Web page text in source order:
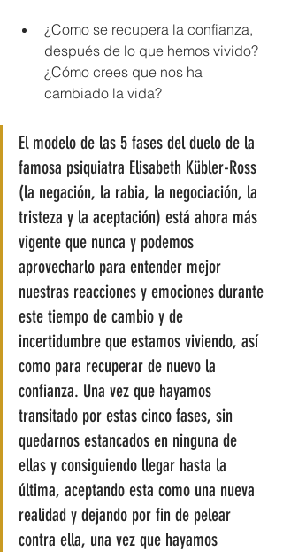
¿Como se recupera la confianza,
después de lo que hemos vivido?
¿Cómo crees que nos ha
cambiado la vida?
El modelo de las 5 fases del duelo de la
famosa psiquiatra Elisabeth Kübler-Ross
(la negación, la rabia, la negociación, la
tristeza y la aceptación) está ahora más
vigente que nunca y podemos
aprovecharlo para entender mejor
nuestras reacciones y emociones durante
este tiempo de cambio y de
incertidumbre que estamos viviendo, así
como para recuperar de nuevo la
confianza. Una vez que hayamos
transitado por estas cinco fases, sin
quedarnos estancados en ninguna de
ellas y consiguiendo llegar hasta la
última, aceptando esta como una nueva
realidad y dejando por fin de pelear
contra ella, una vez que hayamos